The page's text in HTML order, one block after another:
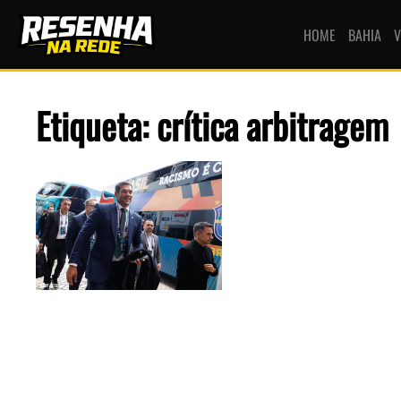
HOME BAHIA
Etiqueta: crítica arbitragem